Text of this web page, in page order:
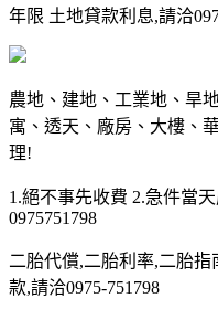
年限 土地貸款利息,請洽
農地、建地、工業地、旱
寓、透天、廠房、大樓、
理!
1.絕不事先收費 2.急件當
0975751798
二胎代償,二胎利率,二胎
款,請洽0975-751798